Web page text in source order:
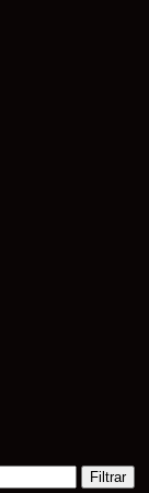
Filtrar